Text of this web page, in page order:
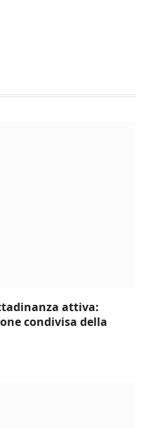
attiva:
condivisa della